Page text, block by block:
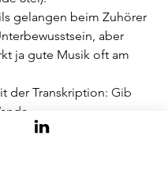
gelangen beim Zuhörer
aber
ja gute Musik oft am
der Transkription: Gib